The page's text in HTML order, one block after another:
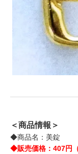
＜商品情報＞
◆商品名：美錠
◆販売価格：407円（